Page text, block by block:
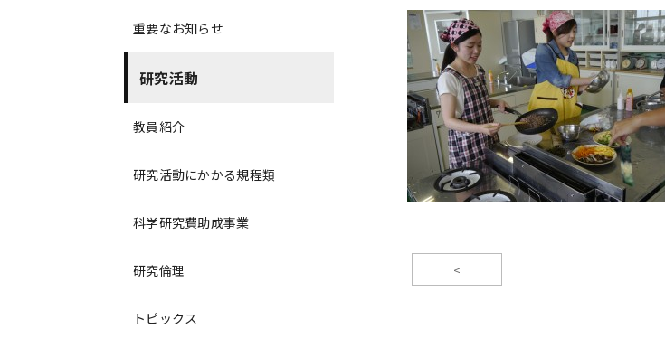
<
重要なお知らせ
研究活動
教員紹介
研究活動にかかる規程類
科学研究費助成事業
研究倫理
トピックス